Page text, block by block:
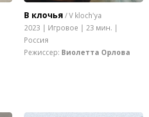
В клочья / V kloch'ya
2023 | Игровое | 23 мин. |
Россия
Режиссер: Виолетта Орлова